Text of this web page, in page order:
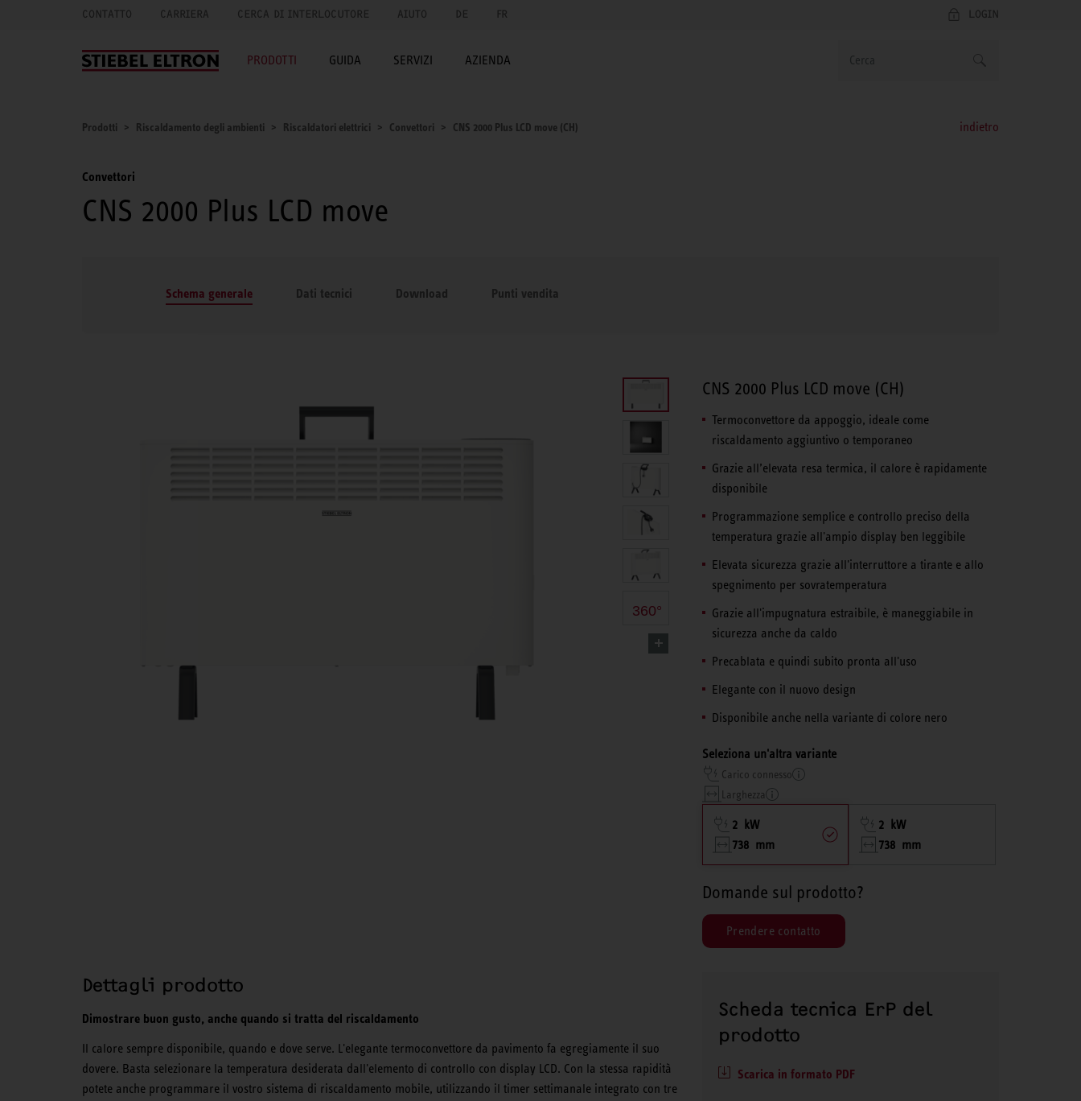
CONTATTO CARRIERA CERCA DI INTERLOCUTORE AIUTO DE FR LOGIN
PRODOTTI GUIDA SERVIZI AZIENDA
Prodotti Riscaldamento degli ambienti Riscaldatori elettrici Convettori CNS 2000 Plus LCD move (CH) indietro
Convettori
CNS 2000 Plus LCD move
Schema generale Dati tecnici Download Punti vendita
360°
CNS 2000 Plus LCD move (CH)
Termoconvettore da appoggio, ideale come
riscaldamento aggiuntivo o temporaneo
Grazie all’elevata resa termica, il calore è rapidamente
disponibile
Programmazione semplice e controllo preciso della
temperatura grazie all'ampio display ben leggibile
Elevata sicurezza grazie all'interruttore a tirante e allo
spegnimento per sovratemperatura
Grazie all'impugnatura estraibile, è maneggiabile in
sicurezza anche da caldo
Precablata e quindi subito pronta all'uso
Elegante con il nuovo design
Disponibile anche nella variante di colore nero
Seleziona un'altra variante
Carico connesso
Larghezza
2 kW
738 mm
2 kW
738 mm
Domande sul prodotto?
Prendere contatto
Dettagli prodotto
Dimostrare buon gusto, anche quando si tratta del riscaldamento
Il calore sempre disponibile, quando e dove serve. L'elegante termoconvettore da pavimento fa egregiamente il suo
dovere. Basta selezionare la temperatura desiderata dall'elemento di controllo con display LCD. Con la stessa rapidità
potete anche programmare il vostro sistema di riscaldamento mobile, utilizzando il timer settimanale integrato con tre
Scheda tecnica ErP del
prodotto
Scarica in formato PDF